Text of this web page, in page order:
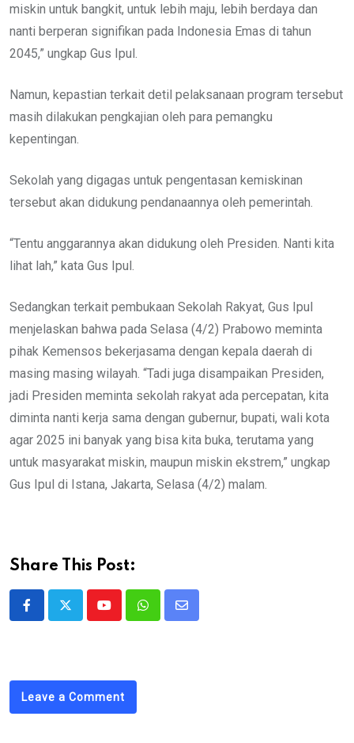
miskin untuk bangkit, untuk lebih maju, lebih berdaya dan
nanti berperan signifikan pada Indonesia Emas di tahun
2045,” ungkap Gus Ipul.
Namun, kepastian terkait detil pelaksanaan program tersebut
masih dilakukan pengkajian oleh para pemangku
kepentingan.
Sekolah yang digagas untuk pengentasan kemiskinan
tersebut akan didukung pendanaannya oleh pemerintah.
“Tentu anggarannya akan didukung oleh Presiden. Nanti kita
lihat lah,” kata Gus Ipul.
Sedangkan terkait pembukaan Sekolah Rakyat, Gus Ipul
menjelaskan bahwa pada Selasa (4/2) Prabowo meminta
pihak Kemensos bekerjasama dengan kepala daerah di
masing masing wilayah. “Tadi juga disampaikan Presiden,
jadi Presiden meminta sekolah rakyat ada percepatan, kita
diminta nanti kerja sama dengan gubernur, bupati, wali kota
agar 2025 ini banyak yang bisa kita buka, terutama yang
untuk masyarakat miskin, maupun miskin ekstrem,” ungkap
Gus Ipul di Istana, Jakarta, Selasa (4/2) malam.
Share This Post:
YoutubeWhatsappShare
Leave a Comment